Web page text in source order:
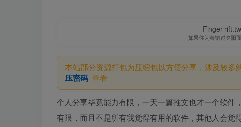
Finger
如果你为着错过夕阳
本站部分资源打包为压缩包以方便分享，涉及较
压密码 查看
个人分享毕竟能力有限，一天一篇推文也才一个软件
有限，而且不是所有我觉得有用的软件，其他人会觉